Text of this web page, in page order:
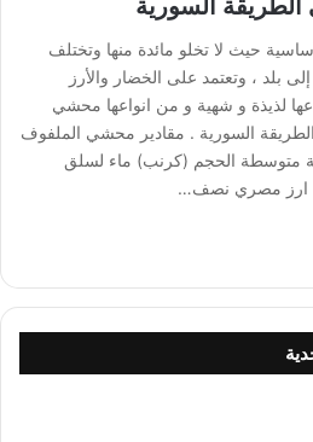
السورية
حيث لا تخلو مائدة منها وتختلف
بلد ، وتعتمد على الخضار والأرز
لذيذة و شهية و من انواعها محشي
السورية . مقادير محشي الملفوف
متوسطة الحجم (كرنب) ماء لسلق
ارز مصري نصف…